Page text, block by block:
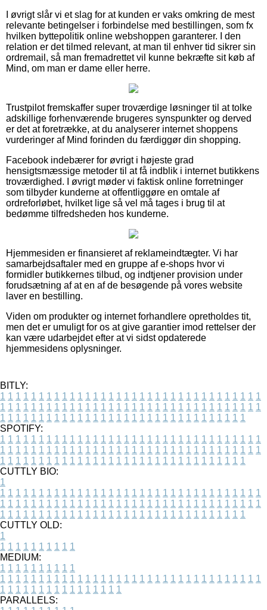
I øvrigt slår vi et slag for at kunden er vaks omkring de mest
relevante betingelser i forbindelse med bestillingen, som fx
hvilken byttepolitik online webshoppen garanterer. I den
relation er det tilmed relevant, at man til enhver tid sikrer sin
ordremail, så man fremadrettet vil kunne bekræfte sit køb af
Mind, om man er dame eller herre.
Trustpilot fremskaffer super troværdige løsninger til at tolke
adskillige forhenværende brugeres synspunkter og derved
er det at foretrække, at du analyserer internet shoppens
vurderinger af Mind forinden du færdiggør din shopping.
Facebook indebærer for øvrigt i højeste grad
hensigtsmæssige metoder til at få indblik i internet butikkens
troværdighed. I øvrigt møder vi faktisk online forretninger
som tilbyder kunderne at offentliggøre en omtale af
ordreforløbet, hvilket lige så vel må tages i brug til at
bedømme tilfredsheden hos kunderne.
Hjemmesiden er finansieret af reklameindtægter. Vi har
samarbejdsaftaler med en gruppe af e-shops hvor vi
formidler butikkernes tilbud, og indtjener provision under
forudsætning af at en af de besøgende på vores website
laver en bestilling.
Viden om produkter og internet forhandlere opretholdes tit,
men det er umuligt for os at give garantier imod rettelser der
kan være udarbejdet efter at vi sidst opdaterede
hjemmesidens oplysninger.
BITLY:
1 1 1 1 1 1 1 1 1 1 1 1 1 1 1 1 1 1 1 1 1 1 1 1 1 1 1 1 1 1 1 1 1 1
1 1 1 1 1 1 1 1 1 1 1 1 1 1 1 1 1 1 1 1 1 1 1 1 1 1 1 1 1 1 1 1 1 1
1 1 1 1 1 1 1 1 1 1 1 1 1 1 1 1 1 1 1 1 1 1 1 1 1 1 1 1 1 1 1 1
SPOTIFY:
1 1 1 1 1 1 1 1 1 1 1 1 1 1 1 1 1 1 1 1 1 1 1 1 1 1 1 1 1 1 1 1 1 1
1 1 1 1 1 1 1 1 1 1 1 1 1 1 1 1 1 1 1 1 1 1 1 1 1 1 1 1 1 1 1 1 1 1
1 1 1 1 1 1 1 1 1 1 1 1 1 1 1 1 1 1 1 1 1 1 1 1 1 1 1 1 1 1 1 1
CUTTLY BIO:
1
1 1 1 1 1 1 1 1 1 1 1 1 1 1 1 1 1 1 1 1 1 1 1 1 1 1 1 1 1 1 1 1 1 1
1 1 1 1 1 1 1 1 1 1 1 1 1 1 1 1 1 1 1 1 1 1 1 1 1 1 1 1 1 1 1 1 1 1
1 1 1 1 1 1 1 1 1 1 1 1 1 1 1 1 1 1 1 1 1 1 1 1 1 1 1 1 1 1 1 1
CUTTLY OLD:
1
1 1 1 1 1 1 1 1 1 1
MEDIUM:
1 1 1 1 1 1 1 1 1 1
1 1 1 1 1 1 1 1 1 1 1 1 1 1 1 1 1 1 1 1 1 1 1 1 1 1 1 1 1 1 1 1 1 1
1 1 1 1 1 1 1 1 1 1 1 1 1 1 1 1
PARALLELS: